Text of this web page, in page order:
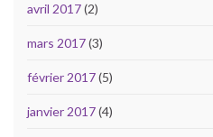
avril 2017(2)
mars 2017(3)
février 2017(5)
janvier 2017(4)